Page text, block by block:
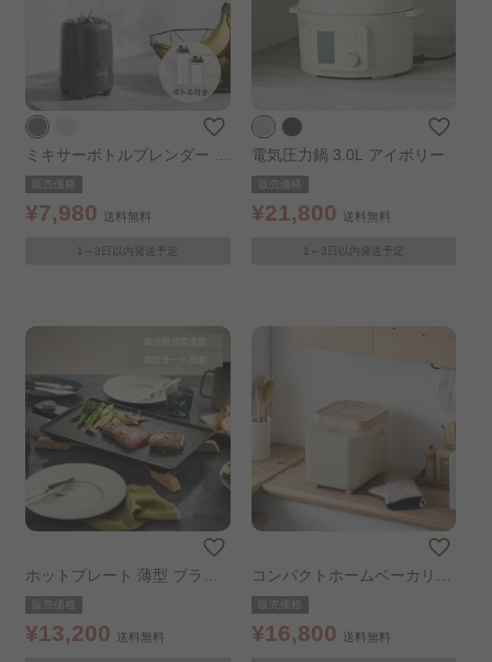
ミキサーボトルブレンダー ダ
ークグレー
販売価格
¥7,980 送料無料
1～3日以内発送予定
電気圧力鍋 3.0L アイボリー
販売価格
¥21,800 送料無料
1～3日以内発送予定
ホットプレート 薄型 ブラッ
ク IHU-A10-B
販売価格
¥13,200 送料無料
コンパクトホームベーカリー
サンドベージュ
販売価格
¥16,800 送料無料